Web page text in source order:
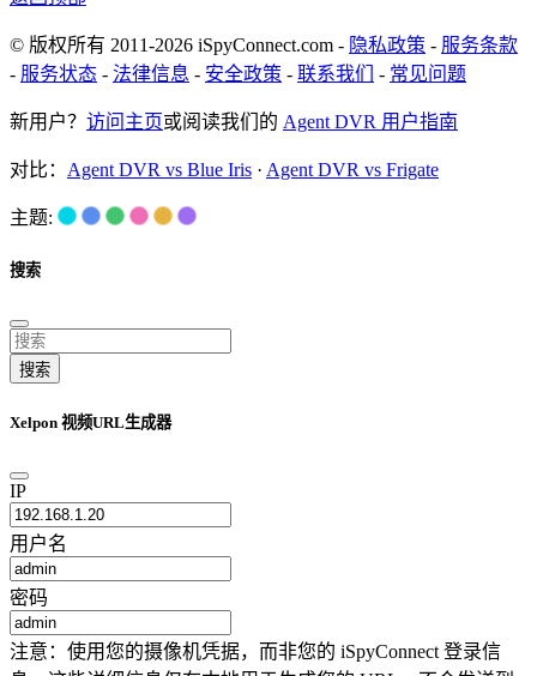
© 版权所有 2011-2026 iSpyConnect.com - 隐私政策 - 服务条款
- 服务状态 - 法律信息 - 安全政策 - 联系我们 - 常见问题
新用户？ 访问主页或阅读我们的 Agent DVR 用户指南
对比： Agent DVR vs Blue Iris · Agent DVR vs Frigate
主题:
搜索
搜索
Xelpon 视频URL生成器
IP
用户名
密码
注意：使用您的摄像机凭据，而非您的 iSpyConnect 登录信